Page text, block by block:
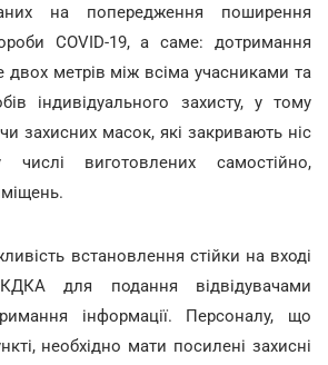
на попередження поширення
COVID-19, а саме: дотримання
двох метрів між всіма учасниками та
індивідуального захисту, у тому
чи захисних масок, які закривають ніс
виготовлених самостійно,
встановлення стійки на вході
для подання відвідувачами
інформації. Персоналу, що
необхідно мати посилені захисні